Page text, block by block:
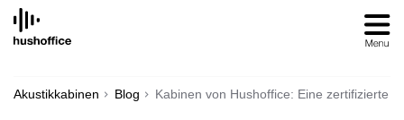
SKIP
CONTENT
Akustikkabinen Blog Kabinen von Hushoffice: Eine zertifizierte